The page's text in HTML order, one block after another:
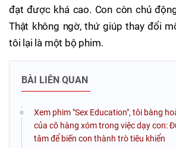
đạt được khá cao. Con còn chủ
Thật không ngờ, thứ giúp thay đổi
tôi lại là một bộ phim.
BÀI LIÊN QUAN
Xem phim "Sex Education", tôi bàng
của cô hàng xóm trong việc dạy con:
tâm để biến con thành trò tiêu khiển